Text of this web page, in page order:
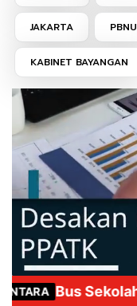
JAKARTA PBNU
KABINET BAYANGAN